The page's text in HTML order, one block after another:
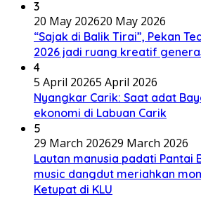
3
20 May 202620 May 2026
“Sajak di Balik Tirai”, Pekan
2026 jadi ruang kreatif
4
5 April 20265 April 2026
Nyangkar Carik: Saat adat
ekonomi di Labuan Carik
5
29 March 202629 March 2026
Lautan manusia padati Pantai
music dangdut meriahkan
Ketupat di KLU